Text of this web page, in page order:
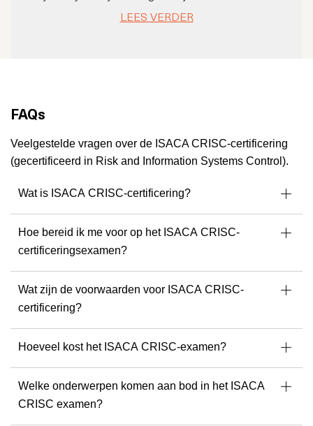
onderdeel van ons instructeursteam te hebben!
een vertrouwde adviseur voor organisaties over de hele
begeleiding, boeiende verhalen en realistische inzichten naar
elke training.
makkelijk te begrijpen waarom. Zijn passion voor onderwijs,
diepe vakkennis en oprechte betrokkenheid in het succes
van zijn cursisten maken hem tot een van de meest
gerespecteerde instructeurs in de branche.
en vertrouwen!
Klaar om een cursus met Kevin te volgen?
LEES VERDER
FAQs
Veelgestelde vragen over de ISACA CRISC-certificering
(gecertificeerd in Risk and Information Systems Control).
Wat is ISACA CRISC-certificering?
Hoe bereid ik me voor op het ISACA CRISC-
certificeringsexamen?
Wat zijn de voorwaarden voor ISACA CRISC-
certificering?
Hoeveel kost het ISACA CRISC-examen?
Welke onderwerpen komen aan bod in het ISACA
CRISC examen?